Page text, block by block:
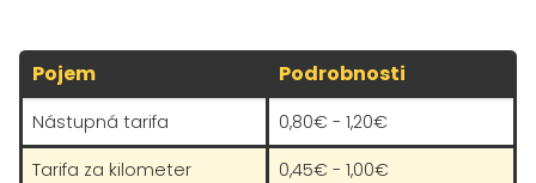
Pojem Podrobnosti
Nástupná tarifa
0,80€ - 1,20€
Tarifa za kilometer
0,45€ - 1,00€